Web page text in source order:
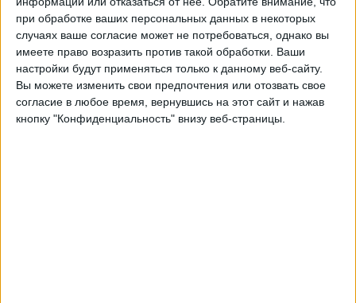
при обработке ваших персональных данных в некоторых
случаях ваше согласие может не потребоваться, однако вы
имеете право возразить против такой обработки. Ваши
настройки будут применяться только к данному веб-сайту.
Вы можете изменить свои предпочтения или отозвать свое
согласие в любое время, вернувшись на этот сайт и нажав
кнопку "Конфиденциальность" внизу веб-страницы.
Fanatiz (Смотреть в прямом эфире)
Лиги конференций УЕФА
20:00 3-й отборочный раунд
Žalgiris Vilnius
Hajduk Split